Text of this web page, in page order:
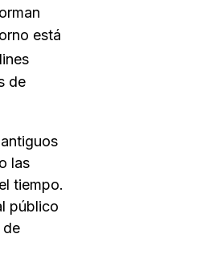
está
de
o las
tiempo.
público
de